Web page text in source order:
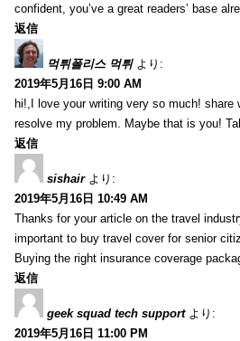
confident, you’ve a great readers’ base
返信
먹튀폴리스 먹튀 より:
2019年5月16日 9:00 AM
hi!,I love your writing very so much! share
resolve my problem. Maybe that is you!
返信
sishair より:
2019年5月16日 10:49 AM
Thanks for your article on the travel
important to buy travel cover for senior
Buying the right insurance coverage
返信
geek squad tech support より:
2019年5月16日 11:00 PM